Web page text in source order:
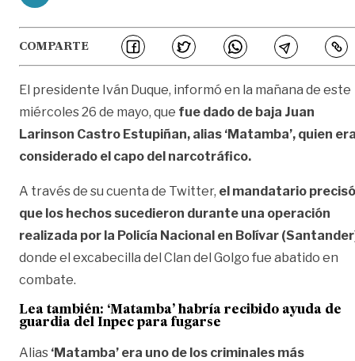
COMPARTE
El presidente Iván Duque, informó en la mañana de este
miércoles 26 de mayo, que fue dado de baja Juan
Larinson Castro Estupiñan, alias ‘Matamba’, quien
considerado el capo del narcotráfico.
A través de su cuenta de Twitter, el mandatario precisó
que los hechos sucedieron durante una operación
realizada por la Policía Nacional en Bolívar
donde el excabecilla del Clan del Golgo fue abatido en
combate.
Lea también: ‘Matamba’ habría recibido ayuda de
guardia del Inpec para fugarse
Alias ‘Matamba’ era uno de los criminales más